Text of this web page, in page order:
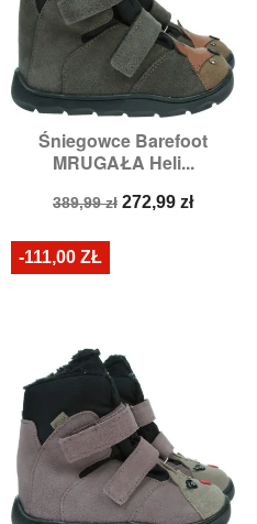
Śniegowce Barefoot
MRUGAŁA Heli...
Cena
389,99 zł Cena
272,99 zł
-111,00 ZŁ